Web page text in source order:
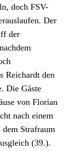
doch FSV-
Der
der
Reichardt den
Die Gäste
von Florian
nach einem
Strafraum
(39.).